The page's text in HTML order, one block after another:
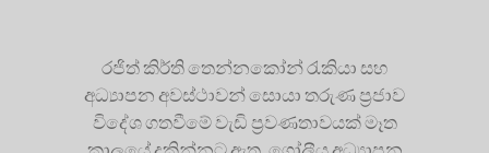
රජිත් කිර්ති තෙන්නකෝන් රැකියා සහ
අධ්‍යාපන අවස්ථාවන් සොයා තරුණ ප්‍රජාව
විදේශ ගතවීමේ වැඩි ප්‍රවණතාවයක් මෑත